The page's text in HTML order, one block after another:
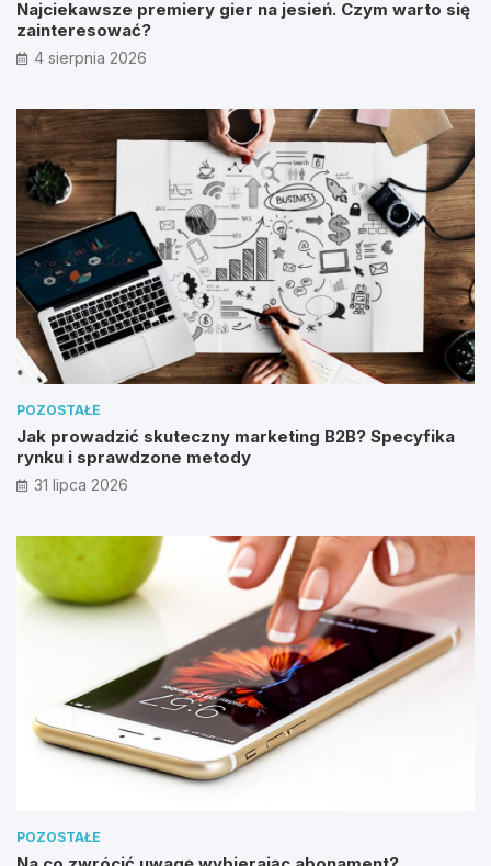
Najciekawsze premiery gier na jesień. Czym warto się
zainteresować?
4 sierpnia 2026
POZOSTAŁE
Jak prowadzić skuteczny marketing B2B? Specyfika
rynku i sprawdzone metody
31 lipca 2026
POZOSTAŁE